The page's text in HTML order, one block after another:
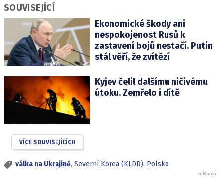
SOUVISEJÍCÍ
Ekonomické škody ani
nespokojenost Rusů k
zastavení bojů nestačí. Putin
stál věří, že zvítězí
Kyjev čelil dalšímu ničivému
útoku. Zemřelo i dítě
VÍCE SOUVISEJÍCÍCH
válka na Ukrajině, Severní Korea (KLDR), Polsko